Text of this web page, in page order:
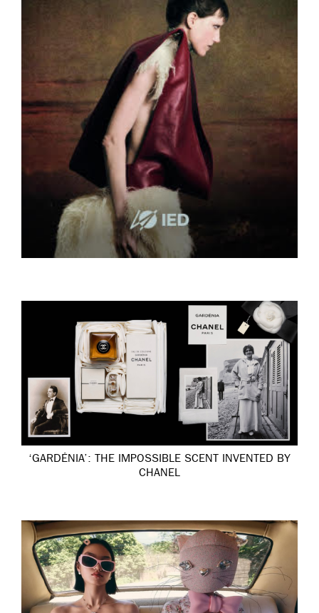
‘GARDÉNIA’: THE IMPOSSIBLE SCENT INVENTED BY
CHANEL